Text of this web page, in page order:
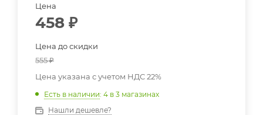
Цена
458 ₽
Цена до скидки
555₽
Цена указана с учетом НДС 22%
Есть в наличии: 4 в 3 магазинах
Нашли дешевле?